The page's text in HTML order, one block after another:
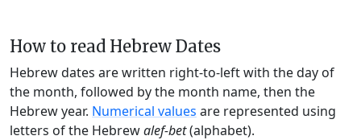
How to read Hebrew Dates
Hebrew dates are written right-to-left with the day of
the month, followed by the month name, then the
Hebrew year. Numerical values are represented using
letters of the Hebrewalef-bet(alphabet).